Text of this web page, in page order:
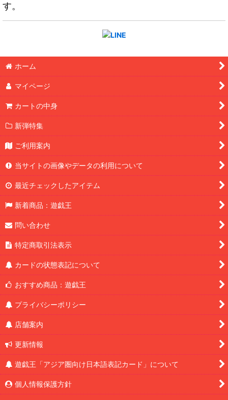
す。
ホーム
マイページ
カートの中身
新弾特集
ご利用案内
当サイトの画像やデータの利用について
最近チェックしたアイテム
新着商品：遊戯王
問い合わせ
特定商取引法表示
カードの状態表記について
おすすめ商品：遊戯王
プライバシーポリシー
店舗案内
更新情報
遊戯王「アジア圏向け日本語表記カード」について
個人情報保護方針